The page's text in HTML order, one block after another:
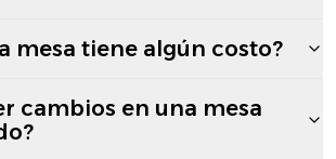
mesa tiene algún costo?
cambios en una mesa